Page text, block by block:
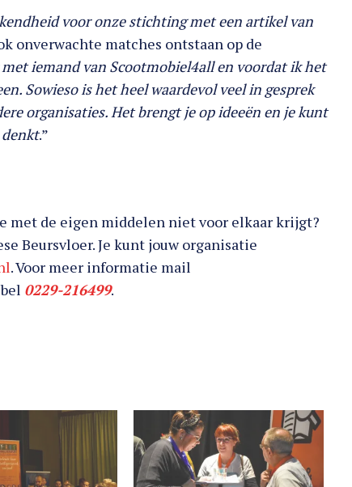
voor onze stichting met een artikel van
onverwachte matches ontstaan op de
iemand van Scootmobiel4all en voordat ik het
Sowieso is het heel waardevol veel in gesprek
organisaties. Het brengt je op ideeën en je kunt
denkt.”
met de eigen middelen niet voor elkaar krijgt?
Beursvloer. Je kunt jouw organisatie
. Voor meer informatie mail
0229-216499.